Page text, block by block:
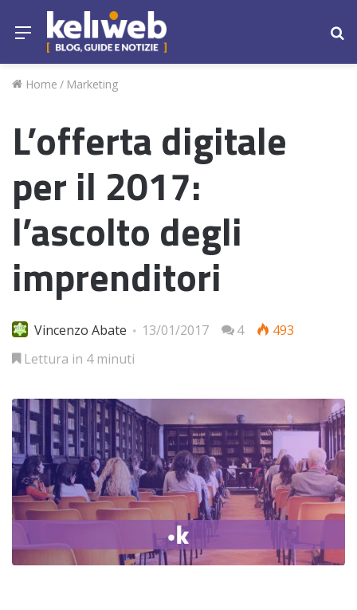
Menu
Home / Marketing
L’offerta digitale
per il 2017:
l’ascolto degli
imprenditori
Vincenzo Abate 13/01/2017 4
493
Lettura in 4 minuti